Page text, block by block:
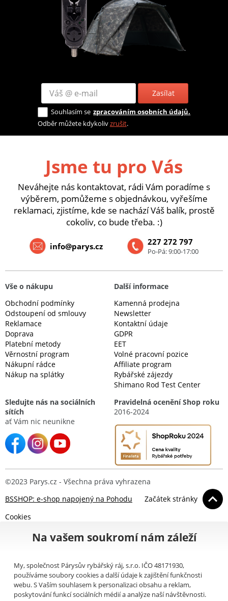
Zasílat
Souhlasím se zpracováním osobních údajů.
Odběr můžete kdykolivzrušit.
Jsme tu pro Vás
Neváhejte nás kontaktovat, rádi Vám poradíme s
výběrem, pomůžeme s objednávkou, vyřešíme
reklamaci, zjistíme, kde se nachází Váš balík, prostě
cokoliv, co bude třeba. :)
227 272 797
Po-Pá: 9:00-17:00
info@parys.cz
Vše o nákupu
Obchodní podmínky
Odstoupení od smlouvy
Reklamace
Doprava
Platební metody
Věrnostní program
Nákupní rádce
Nákup na splátky
Další informace
Kamenná prodejna
Newsletter
Kontaktní údaje
GDPR
EET
Volné pracovní pozice
Affiliate program
Rybářské zájezdy
Shimano Rod Test Center
Sledujte nás na sociálních
sítích
ať Vám nic neunikne
Pravidelná ocenění Shop roku
2016-2024
©2023 Parys.cz - Všechna práva vyhrazena
BSSHOP: e-shop napojený na Pohodu
Začátek stránky
Cookies
Na vašem soukromí nám záleží
My, společnost Párysův rybářský ráj, s.r.o. IČO 48171930,
používáme soubory cookies a další údaje k zajištění funkčnosti
webu. S Vaším souhlasem k personalizaci obsahu a reklam,
poskytování funkcí sociálních médií a analýze naší návštěvnosti.